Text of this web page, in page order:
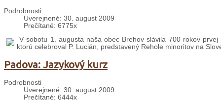
Podrobnosti
Uverejnené: 30. august 2009
Prečítané: 6775x
V sobotu 1. augusta naša obec Brehov slávila 700 rokov
ktorú celebroval P. Lucián, predstavený Rehole minoritov na
Padova: Jazykový kurz
Podrobnosti
Uverejnené: 30. august 2009
Prečítané: 6444x